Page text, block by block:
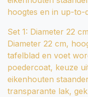
hoogtes en in up-to-
Set 1: Diameter 22
Diameter 22 cm,
tafelblad en voet
poedercoat, keuze
eikenhouten
transparante lak,